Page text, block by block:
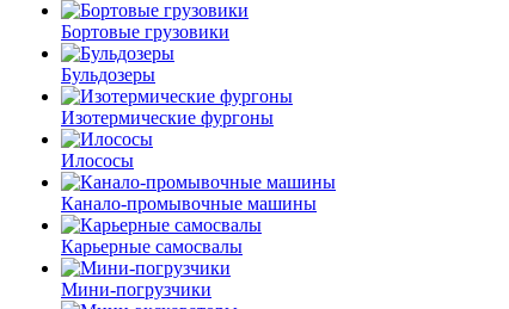
Бортовые грузовики
Бульдозеры
Изотермические фургоны
Илососы
Канало-промывочные машины
Карьерные самосвалы
Мини-погрузчики